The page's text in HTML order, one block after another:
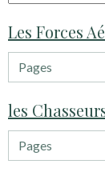
Les Forces
les